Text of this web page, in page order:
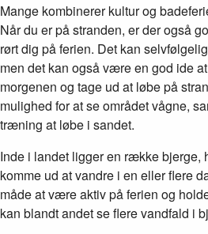
Mange kombinerer kultur og
Når du er på stranden, er der også
rørt dig på ferien. Det kan
men det kan også være en god ide
morgenen og tage ud at løbe på
mulighed for at se området vågne,
træning at løbe i sandet.
Inde i landet ligger en række bjerge,
komme ud at vandre i en eller flere
måde at være aktiv på ferien og
kan blandt andet se flere vandfald i